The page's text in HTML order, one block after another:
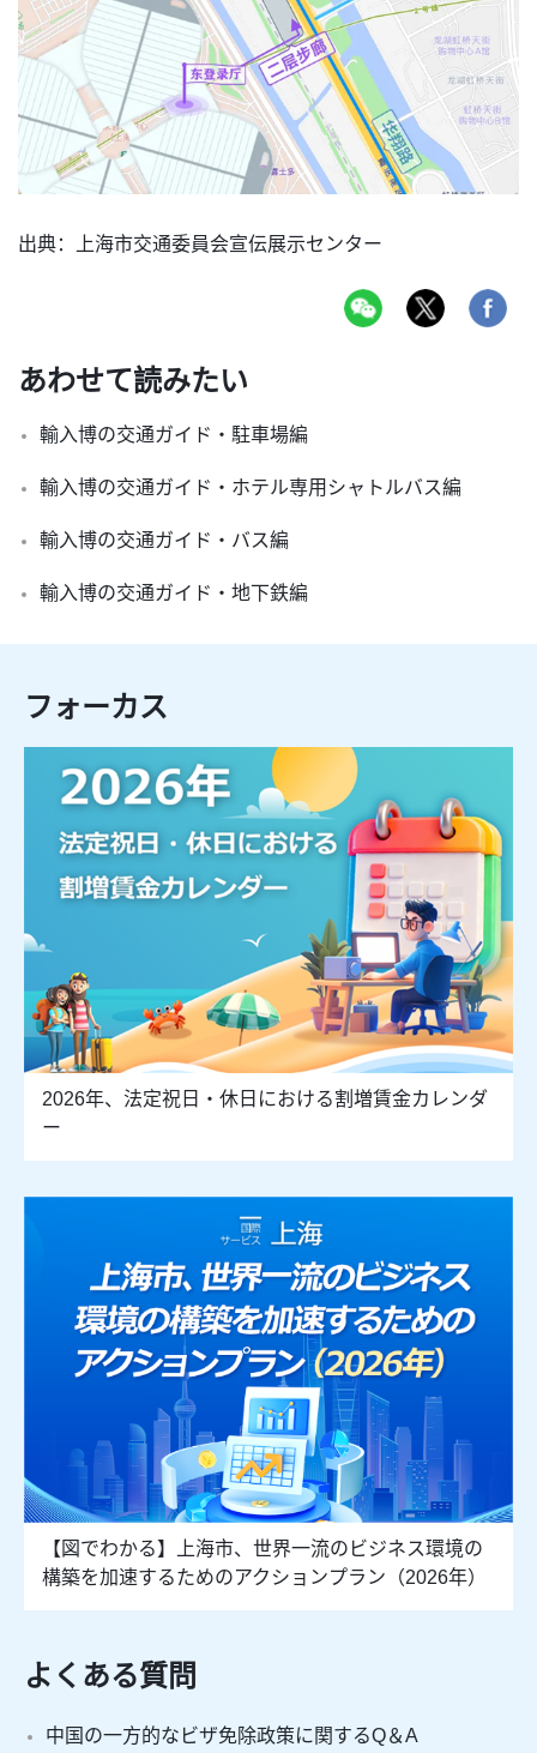
出典：上海市交通委員会宣伝展示センター
あわせて読みたい
輸入博の交通ガイド・駐車場編
輸入博の交通ガイド・ホテル専用シャトルバス編
輸入博の交通ガイド・バス編
輸入博の交通ガイド・地下鉄編
フォーカス
2026年、法定祝日・休日における割増賃金カレンダ
ー
【図でわかる】上海市、世界一流のビジネス環境の
構築を加速するためのアクションプラン（2026年）
よくある質問
中国の一方的なビザ免除政策に関するQ＆A